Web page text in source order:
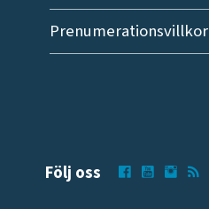
Prenumerationsvillkor
Följ oss